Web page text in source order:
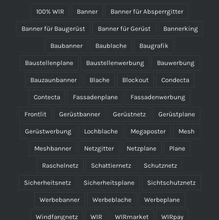
100% WIR Banner Banner für Absperrgitter
Banner für Baugerüst Banner für Gerüst Bannerking
Baubanner Baublache Baugrafik
Baustellenplane Baustellenwerbung Bauwerbung
Bauzaunbanner Blache Blockout Condecta
Contecta Fassadenplane Fassadenwerbung
Frontlit Gerüstbanner Gerüstnetz Gerüstplane
Gerüstwerbung Lochblache Megaposter Mesh
Meshbanner Netzgitter Netzplane Plane
Raschelnetz Schattiernetz Schutznetz
Sicherheitsnetz Sicherheitsplane Sichtschutznetz
Werbebanner Werbeblache Werbeplane
Windfangnetz WIR WIRmarket WIRpay